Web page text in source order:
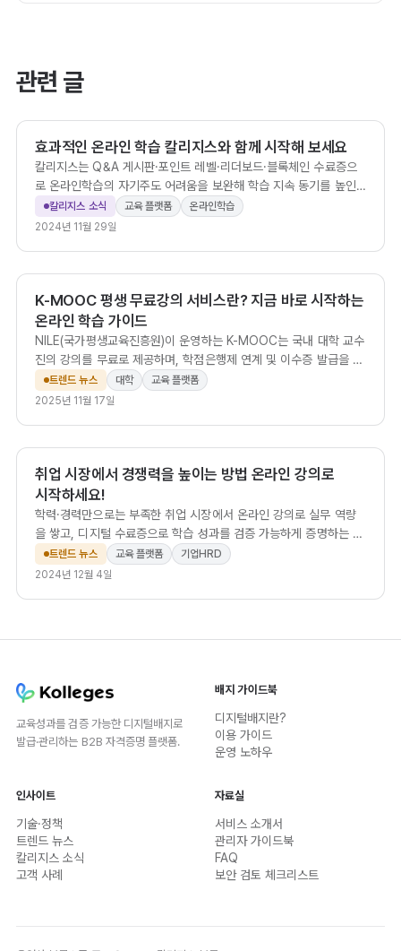
관련 글
효과적인 온라인 학습 칼리지스와 함께 시작해 보세요
칼리지스는 Q&A 게시판·포인트 레벨·리더보드·블록체인 수료증으
로 온라인학습의 자기주도 어려움을 보완해 학습 지속 동기를 높인
다.칼리지스 소식 교육 플랫폼
온라인학습
2024년 11월 29일
K-MOOC 평생 무료강의 서비스란? 지금 바로 시작하는
온라인 학습 가이드
NILE(국가평생교육진흥원)이 운영하는 K-MOOC는 국내 대학 교수
진의 강의를 무료로 제공하며, 학점은행제 연계 및 이수증 발급을 통
해 실질적인 학력·경력 개발이 가능한 평생교육 플랫폼입니다.
트렌드 뉴스 대학
교육 플랫폼
2025년 11월 17일
취업 시장에서 경쟁력을 높이는 방법 온라인 강의로
시작하세요!
학력·경력만으로는 부족한 취업 시장에서 온라인 강의로 실무 역량
을 쌓고, 디지털 수료증으로 학습 성과를 검증 가능하게 증명하는 방
법을 안내합니다.
트렌드 뉴스 교육 플랫폼
기업HRD
2024년 12월 4일
교육성과를 검증 가능한 디지털배지로
발급·관리하는 B2B 자격증명 플랫폼.
배지 가이드북
디지털배지란?
이용 가이드
운영 노하우
인사이트
기술·정책
트렌드 뉴스
칼리지스 소식
고객 사례
자료실
서비스 소개서
관리자 가이드북
FAQ
보안 검토 체크리스트